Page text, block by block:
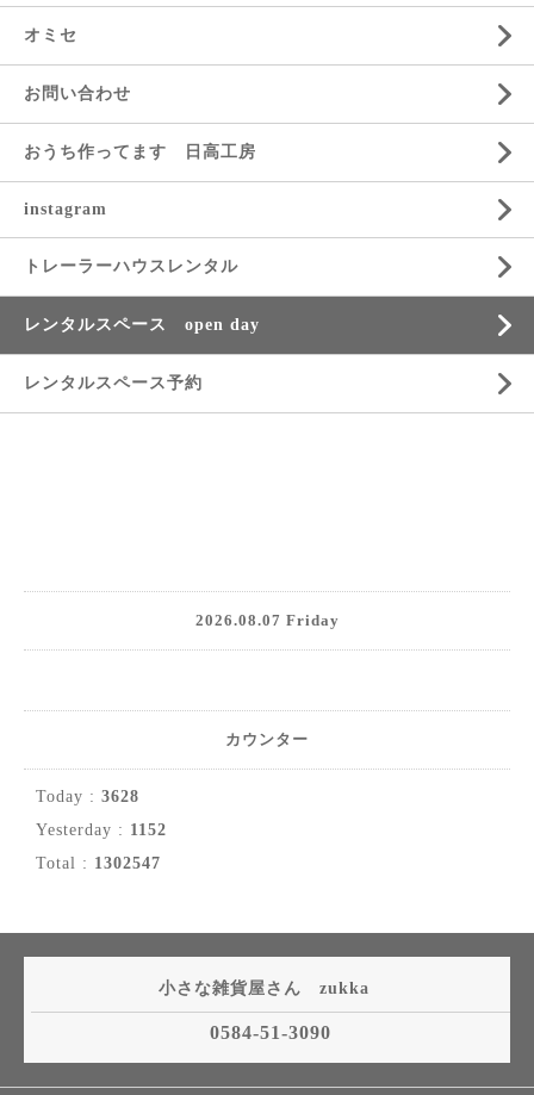
オミセ
お問い合わせ
おうち作ってます 日高工房
instagram
トレーラーハウスレンタル
レンタルスペース open day
レンタルスペース予約
2026.08.07 Friday
カウンター
Today : 3628
Yesterday : 1152
Total : 1302547
小さな雑貨屋さん zukka
0584-51-3090